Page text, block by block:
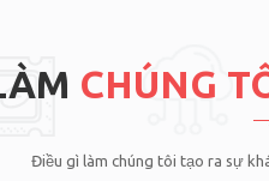
CHÚNG
Điều gì làm chúng tôi tạo ra sự